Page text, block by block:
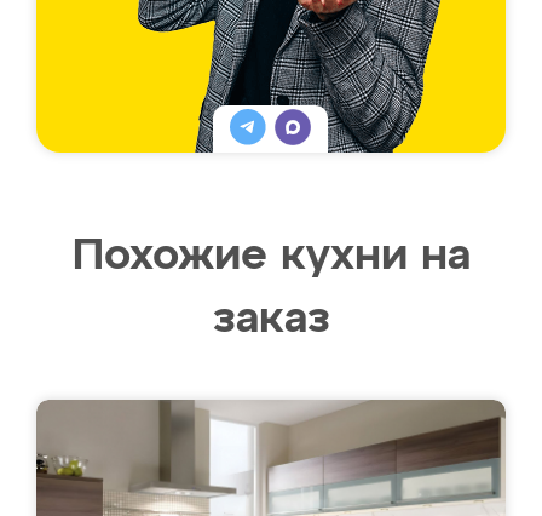
Похожие кухни на
заказ